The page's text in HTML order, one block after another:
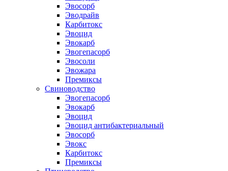
Эвосорб
Эводрайв
Карбитокс
Эвоцид
Эвокарб
Эвогепасорб
Эвосоли
Эвожара
Премиксы
Свиноводство
Эвогепасорб
Эвокарб
Эвоцид
Эвоцид антибактериальный
Эвосорб
Эвокс
Карбитокс
Премиксы